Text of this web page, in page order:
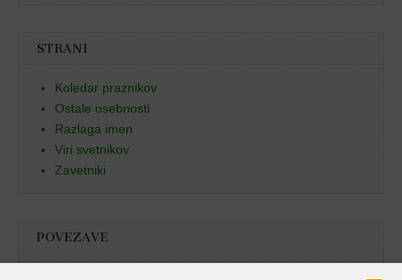
STRANI
Koledar praznikov
Ostale osebnosti
Razlaga imen
Viri svetnikov
Zavetniki
POVEZAVE